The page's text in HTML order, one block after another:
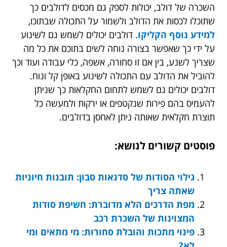
השכרה של דולב, יכולות לספק גם מכסים לדולבים כך
שתוכלו לכסות את הדולב ולשמור על התכולה שבתוכו,
למידע נוסף הקליקו. דולבים יכולים לשמש גם לשינוע
על ידי כך שאפשר בצורה נוחה לשים בתוכם את כל מה
שצריך לשנע, בין אם זו סחורה, אשפה, כלי עבודה ועוד וכך
להוביל את הדולב עם התכולה לשינוע באופן קל ונוח.
דולבים יכולים גם לשמש לתחום החקלאות כך שניתן
להעמיס בהם פירות שנקטפים או ירקות ולמעשה כל
תוצרת חקלאית שאותה ניתן לאחסן בדולבים.
פוסטים קשורים לנושא:
גילוי הסודות של סדנאות סבון: תובנות חיוניות
שאתה צריך
מפת הדרכים הלא מדוברת: חשיפת סודות
המצוינות של השכרת רכב
פינוי מתכות והובלת סחורות: מי מתאים ומי